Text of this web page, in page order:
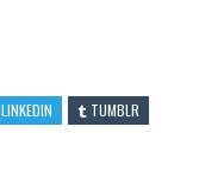
LINKEDIN
TUMBLR